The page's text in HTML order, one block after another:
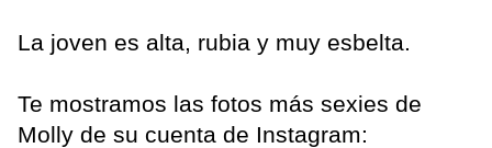
La joven es alta, rubia y muy esbelta.
Te mostramos las fotos más sexies de
Molly de su cuenta de Instagram: